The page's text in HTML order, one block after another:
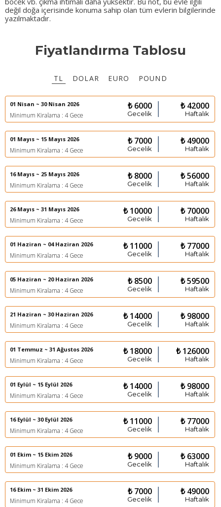
değil doğa içerisinde konuma sahip olan tüm evlerin bilgilerinde
yazılmaktadır.
Fiyatlandırma Tablosu
TL DOLAR EURO POUND
01 Nisan ~ 30 Nisan 2026
Minimum Kiralama : 4 Gece
₺ 6000
Gecelik
₺ 42000
Haftalık
01 Mayıs ~ 15 Mayıs 2026
Minimum Kiralama : 4 Gece
₺ 7000
Gecelik
₺ 49000
Haftalık
16 Mayıs ~ 25 Mayıs 2026
Minimum Kiralama : 4 Gece
₺ 8000
Gecelik
₺ 56000
Haftalık
26 Mayıs ~ 31 Mayıs 2026
Minimum Kiralama : 4 Gece
₺ 10000
Gecelik
₺ 70000
Haftalık
01 Haziran ~ 04 Haziran 2026
Minimum Kiralama : 4 Gece
₺ 11000
Gecelik
₺ 77000
Haftalık
05 Haziran ~ 20 Haziran 2026
Minimum Kiralama : 4 Gece
₺ 8500
Gecelik
₺ 59500
Haftalık
21 Haziran ~ 30 Haziran 2026
Minimum Kiralama : 4 Gece
₺ 14000
Gecelik
₺ 98000
Haftalık
01 Temmuz ~ 31 Ağustos 2026
Minimum Kiralama : 4 Gece
₺ 18000
Gecelik
₺ 126000
Haftalık
01 Eylül ~ 15 Eylül 2026
Minimum Kiralama : 4 Gece
₺ 14000
Gecelik
₺ 98000
Haftalık
16 Eylül ~ 30 Eylül 2026
Minimum Kiralama : 4 Gece
₺ 11000
Gecelik
₺ 77000
Haftalık
01 Ekim ~ 15 Ekim 2026
Minimum Kiralama : 4 Gece
₺ 9000
Gecelik
₺ 63000
Haftalık
16 Ekim ~ 31 Ekim 2026
Minimum Kiralama : 4 Gece
₺ 7000
Gecelik
₺ 49000
Haftalık